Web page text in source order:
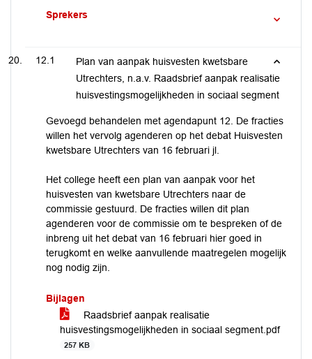
Sprekers
12.1
Plan van aanpak huisvesten kwetsbare
Utrechters, n.a.v. Raadsbrief aanpak realisatie
huisvestingsmogelijkheden in sociaal segment
Gevoegd behandelen met agendapunt 12. De fracties
willen het vervolg agenderen op het debat Huisvesten
kwetsbare Utrechters van 16 februari jl.
Het college heeft een plan van aanpak voor het
huisvesten van kwetsbare Utrechters naar de
commissie gestuurd. De fracties willen dit plan
agenderen voor de commissie om te bespreken of de
inbreng uit het debat van 16 februari hier goed in
terugkomt en welke aanvullende maatregelen mogelijk
nog nodig zijn.
Bijlagen
Raadsbrief aanpak realisatie
huisvestingsmogelijkheden in sociaal segment.pdf
257 KB